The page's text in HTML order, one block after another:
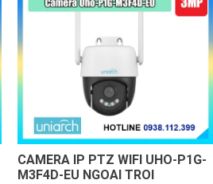
CAMERA IP PTZ WIFI UHO-P1G-
M3F4D-EU NGOAI TROI